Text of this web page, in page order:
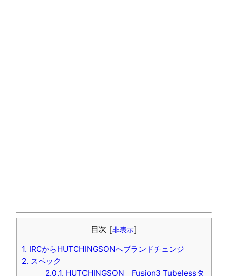
目次 非表示
1. IRCからHUTCHINGSONへブランドチェンジ
2. スペック
2.0.1. HUTCHINGSON Fusion3 Tubelessタ